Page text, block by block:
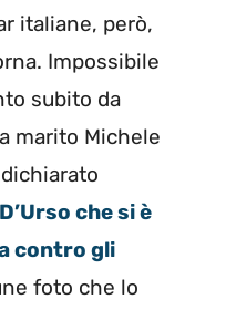
italiane, però,
Impossibile
subito da
marito Michele
che si è
contro gli
foto che lo